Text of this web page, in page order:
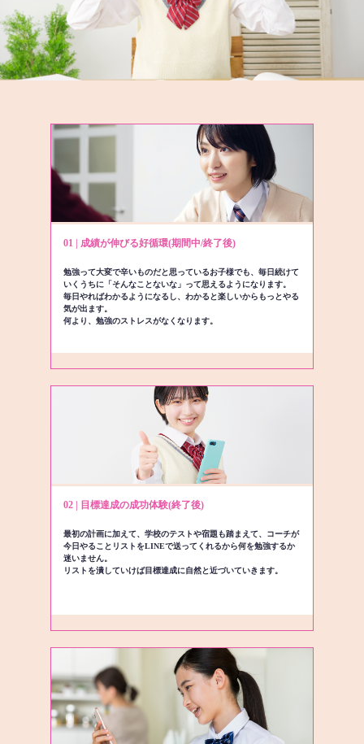
01 | 成績が伸びる好循環(期間中/終了後)
勉強って大変で辛いものだと思っているお子様でも、毎日続けて
いくうちに「そんなことないな」って思えるようになります。
毎日やればわかるようになるし、わかると楽しいからもっとやる
気が出ます。
何より、勉強のストレスがなくなります。
02 | 目標達成の成功体験(終了後)
最初の計画に加えて、学校のテストや宿題も踏まえて、コーチが
今日やることリストをLINEで送ってくれるから何を勉強するか
迷いません。
リストを潰していけば目標達成に自然と近づいていきます。